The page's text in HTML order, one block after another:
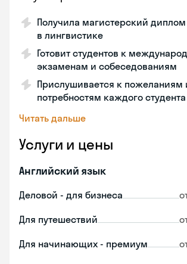
Получила магистерский
в лингвистике
Готовит студентов к
экзаменам и собеседованиям
Прислушивается к пожеланиям
потребностям каждого студента
Читать дальше
Услуги и цены
Английский язык
Деловой - для бизнеса
Для путешествий
Для начинающих - премиум